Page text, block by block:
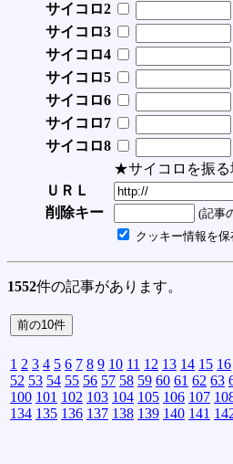
サイコロ2
サイコロ3
サイコロ4
サイコロ5
サイコロ6
サイコロ7
サイコロ8
★サイコロを振る
ＵＲＬ
削除キー
(記事
クッキー情報を保
1552件の記事があります。
1 2 3 4 5 6 7 8 9 10 11 12 13 14 15 16
52 53 54 55 56 57 58 59 60 61 62 63
100 101 102 103 104 105 106 107
134 135 136 137 138 139 140 141